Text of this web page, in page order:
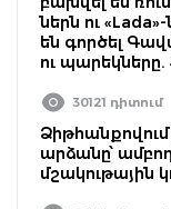
ներն ու
են գործել
ու
30121 դիտում
արձանը՝
մշակութային